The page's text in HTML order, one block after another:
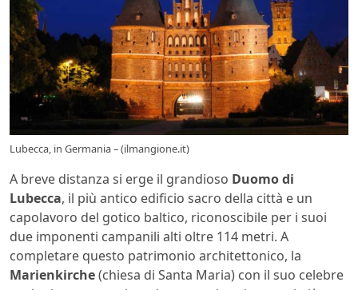
Lubecca, in Germania – (ilmangione.it)
A breve distanza si erge il grandioso Duomo di
Lubecca, il più antico edificio sacro della città e un
capolavoro del gotico baltico, riconoscibile per i suoi
due imponenti campanili alti oltre 114 metri. A
completare questo patrimonio architettonico, la
Marienkirche(chiesa di Santa Maria) con il suo celebre